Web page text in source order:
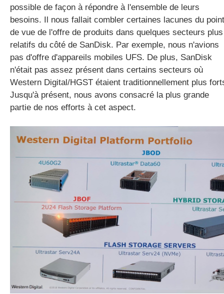
possible de façon à répondre à l'ensemble de leurs
besoins. Il nous fallait combler certaines lacunes du point
de vue de l'offre de produits dans quelques secteurs plus
relatifs du côté de SanDisk. Par exemple, nous n'avions
pas d'offre d'appareils mobiles UFS. De plus, SanDisk
n'était pas assez présent dans certains secteurs où
Western Digital/HGST étaient traditionnellement plus
Jusqu'à présent, nous avons consacré la plus grande
partie de nos efforts à cet aspect.